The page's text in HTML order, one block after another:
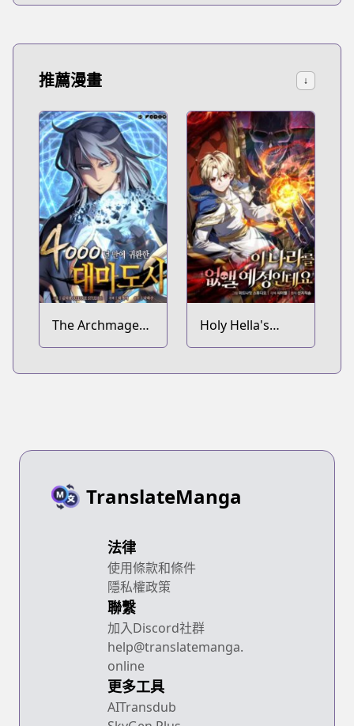
推薦漫畫 ↓
The Archmage
Returns After
Holy Hella's
Ultimate End
TranslateManga
法律
使用條款和條件
隱私權政策
聯繫
加入Discord社群
help@translatemanga.
online
更多工具
AITransdub